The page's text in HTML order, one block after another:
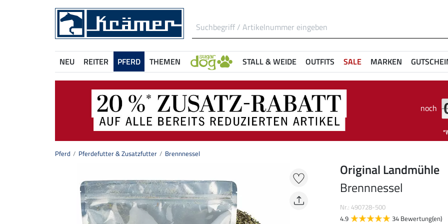
NEU REITER PFERD THEMEN STALL & WEIDE OUTFITS SALE MARKEN
noch
Pferd Pferdefutter & Zusatzfutter Brennnessel
Original Landmühle
Brennnessel
Nr.: 490728-500
4.9
34 Bewertung(en)